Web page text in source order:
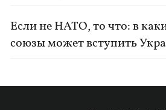
Если не НАТО, то что: в
союзы может вступить